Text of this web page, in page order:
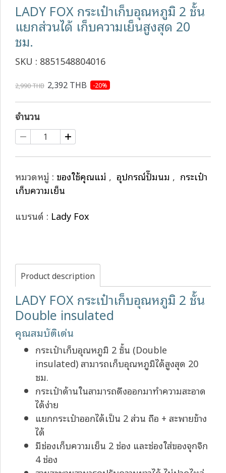
LADY FOX กระเป๋าเก็บอุณหภูมิ 2 ชั้น
แยกส่วนได้ เก็บความเย็นสูงสุด 20
ชม.
SKU : 8851548804016
2,990 THB 2,392 THB -20%
จำนวน
หมวดหมู่ : ของใช้คุณแม่ , อุปกรณ์ปั๊มนม , กระเป๋า
เก็บความเย็น
แบรนด์ : Lady Fox
Product description
LADY FOX กระเป๋าเก็บอุณหภูมิ 2 ชั้น
Double insulated
คุณสมบัติเด่น
กระเป๋าเก็บอุณหภูมิ 2 ชั้น (Double
insulated) สามารถเก็บอุณหภูมิได้สูงสุด 20
ชม.
กระเป๋าด้านในสามารถดึงออกมาทำความสะอาด
ได้ง่าย
แยกกระเป๋าออกได้เป็น 2 ส่วน ถือ + สะพายข้าง
ได้
มีช่องเก็บความเย็น 2 ช่อง และช่องใส่ของจุกจิก
4 ช่อง